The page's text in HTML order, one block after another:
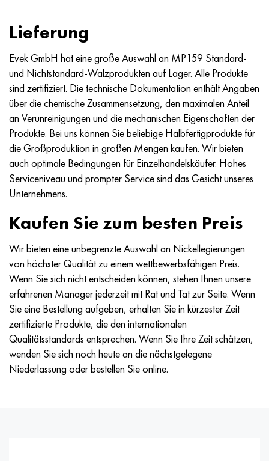
Lieferung
Evek GmbH hat eine große Auswahl an MP159 Standard-
und Nichtstandard-Walzprodukten auf Lager. Alle Produkte
sind zertifiziert. Die technische Dokumentation enthält Angaben
über die chemische Zusammensetzung, den maximalen Anteil
an Verunreinigungen und die mechanischen Eigenschaften der
Produkte. Bei uns können Sie beliebige Halbfertigprodukte für
die Großproduktion in großen Mengen kaufen. Wir bieten
auch optimale Bedingungen für Einzelhandelskäufer. Hohes
Serviceniveau und prompter Service sind das Gesicht unseres
Unternehmens.
Kaufen Sie zum besten Preis
Wir bieten eine unbegrenzte Auswahl an Nickellegierungen
von höchster Qualität zu einem wettbewerbsfähigen Preis.
Wenn Sie sich nicht entscheiden können, stehen Ihnen unsere
erfahrenen Manager jederzeit mit Rat und Tat zur Seite. Wenn
Sie eine Bestellung aufgeben, erhalten Sie in kürzester Zeit
zertifizierte Produkte, die den internationalen
Qualitätsstandards entsprechen. Wenn Sie Ihre Zeit schätzen,
wenden Sie sich noch heute an die nächstgelegene
Niederlassung oder bestellen Sie online.
Hastelloy C2000
Hastelloy 3
Hastelloy x
Udimet 500
Udimet 720
45H, 45h, 1.7035
45HN2MFA, k2425, 45hnmf
А40G, 44smn28, 1.0762, 46s20